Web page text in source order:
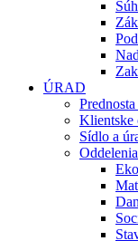
ÚRAD
Klientske
Sídlo a